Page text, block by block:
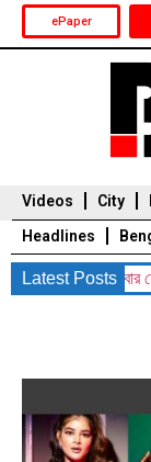
ePaper
Videos City
Headlines
Latest Posts
শুটিং, এবার